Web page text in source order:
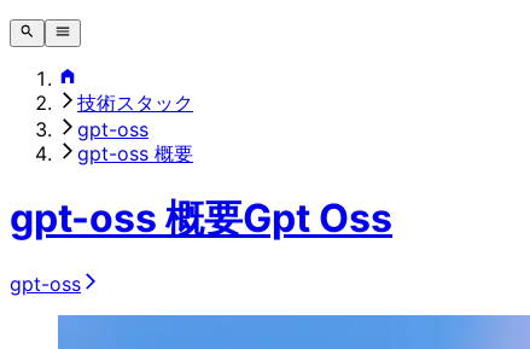
技術スタック
gpt-oss
gpt-oss 概要
gpt-oss 概要Gpt Oss
gpt-oss